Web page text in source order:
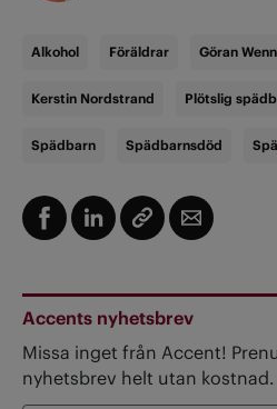
Alkohol Föräldrar Göran
Kerstin Nordstrand Plötslig
Spädbarn Spädbarnsdöd
Accents nyhetsbrev
Missa inget från Accent!
nyhetsbrev helt utan kostnad.